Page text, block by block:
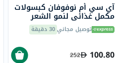
آي سي أم نوفوفان كبسولات
مكمل غذائي لنمو الشعر
والأظافر حزمة من 60
توصيل مجاني30 دقيقة
100.80
252